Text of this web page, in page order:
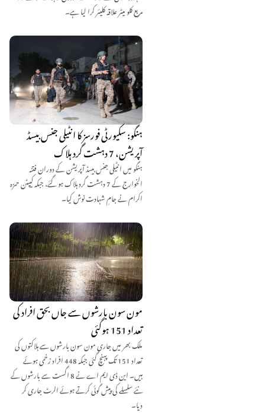
مربع کلو میٹر علاقہ کلیئر کرا لیا ہے۔
ہنگو: سکیورٹی فورسز کا انٹیلی جنس بیسڈ
آپریشن، 7 دہشت گرد ہلاک
ہنگو میں انٹیلی جنس بیسڈ آپریشن کے دوران فتنہ
الخوارج کے 7 دہشت گرد ہلاک ہو گئے، جبکہ کیپٹن حمزہ
اکرام نے جامِ شہادت نوش کیا۔
مون سون بارشوں سے جاں بحق افراد کی
تعداد 151 ہوگئی
ملک بھر میں جاری مون سون بارشوں سے ہلاکتوں کی
تعداد 151 تک پہنچ گئی جبکہ 448 افراد زخمی ہوئے
ہیں۔ این ڈی ایم اے نے 8 اگست سے بارشوں کے
نئے سلسلے کی پیش گوئی کرتے ہوئے الرٹ جاری کر
دیا۔